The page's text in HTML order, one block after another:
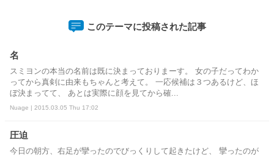
このテーマに投稿された記事
名
スミヨンの本当の名前は既に決まっておりまーす。 女の子だってわか
ってから真剣に由来もちゃんと考えて。 一応候補は３つあるけど、ほ
ぼ決まってて、 あとは実際に顔を見てから確...
Nuage | 2015.03.05 Thu 17:02
圧迫
今日の朝方、右足が攣ったのでびっくりして起きたけど、 攣ったのが